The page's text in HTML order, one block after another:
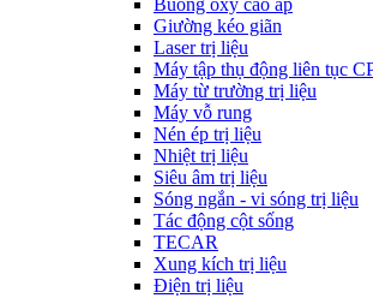
Buồng oxy cao áp
Giường kéo giãn
Laser trị liệu
Máy tập thụ động liên tục
Máy từ trường trị liệu
Máy vỗ rung
Nén ép trị liệu
Nhiệt trị liệu
Siêu âm trị liệu
Sóng ngắn - vi sóng trị liệu
Tác động cột sống
TECAR
Xung kích trị liệu
Điện trị liệu